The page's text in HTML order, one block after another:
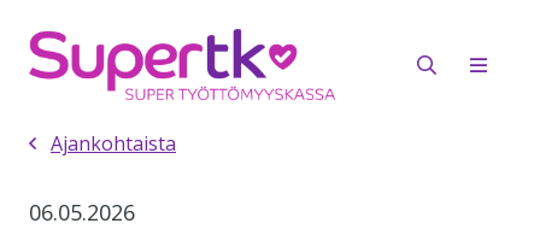
Ajankohtaista
06.05.2026